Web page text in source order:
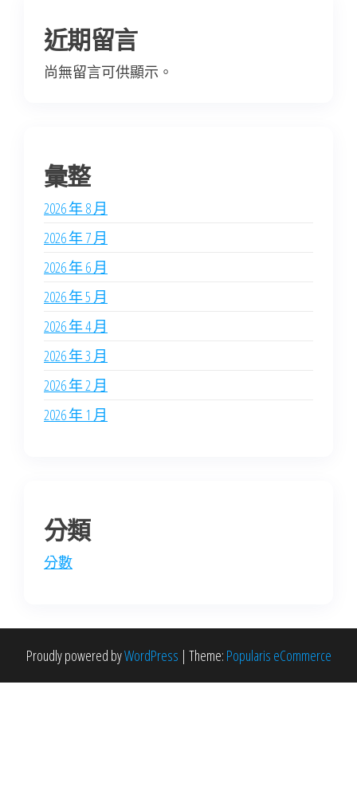
近期留言
尚無留言可供顯示。
彙整
2026 年 8 月
2026 年 7 月
2026 年 6 月
2026 年 5 月
2026 年 4 月
2026 年 3 月
2026 年 2 月
2026 年 1 月
分類
分數
Proudly powered byWordPress | Theme: Popularis eCommerce